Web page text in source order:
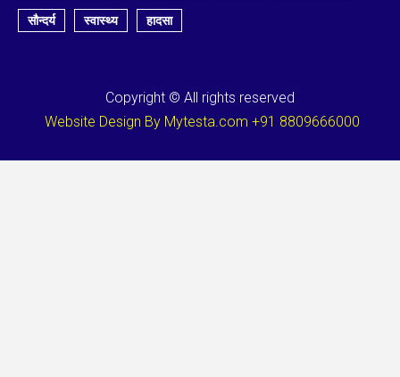
सौन्दर्य स्वास्थ्य हादसा
Copyright © All rights reserved
Website Design By Mytesta.com +91 8809666000